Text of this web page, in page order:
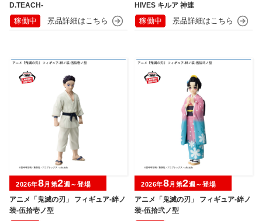
D.TEACH-
稼働中
HIVES キルア 神速
稼働中
アニメ「鬼滅の刃」 フィギュア-絆ノ
装-伍拾壱ノ型
2026年8月第2週～登場
アニメ「鬼滅の刃」 フィギュア-絆ノ
装-伍拾弐ノ型
2026年8月第2週～登場